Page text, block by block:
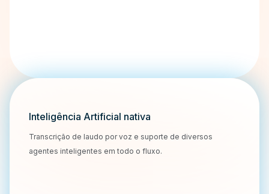
Inteligência Artificial nativa
Transcrição de laudo por voz e suporte de diversos
agentes inteligentes em todo o fluxo.